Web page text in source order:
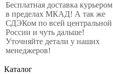
Бесплатная доставка курьером
в пределах МКАД! А так же
СДЭКом по всей центральной
России и чуть дальше!
Уточняйте детали у наших
менеджеров!
Каталог